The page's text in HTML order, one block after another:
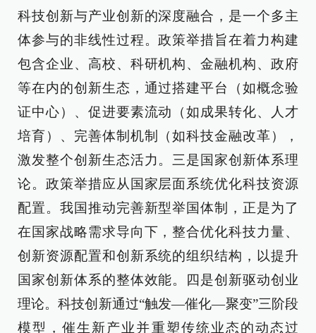
科技创新与产业创新的深度融合，是一个多主
体参与的非线性过程。政策举措旨在着力构建
包含企业、高校、科研机构、金融机构、政府
等在内的创新生态，通过搭建平台（如概念验
证中心）、促进要素流动（如成果转化、人才
培育）、完善体制机制（如科技金融改革），
激发整个创新生态活力。三是国家创新体系理
论。政策举措应从国家层面系统优化科技资源
配置。我国推动完善新型举国体制，正是为了
在国家战略需求导向下，整合优化科技力量、
创新资源配置和创新系统的组织结构，以提升
国家创新体系的整体效能。四是创新驱动创业
理论。科技创新通过“触发—催化—聚变”三阶段
模型，催生新产业并重塑传统业态的动态过